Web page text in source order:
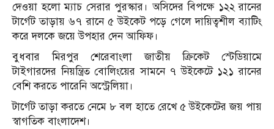
দেওয়া হলো ম্যাচ সেরার পুরস্কার। অসিদের বিপক্ষে ১২২ রানের
টার্গেট তাড়ায় ৬৭ রানে ৫ উইকেট পড়ে গেলে দায়িত্বশীল ব্যাটিং
করে দলকে জয়ে উপহার দেন আফিফ।
বুধবার মিরপুর শেরেবাংলা জাতীয় ক্রিকেট স্টেডিয়ামে
টাইগারদের নিয়ন্ত্রিত বোলিংয়ের সামনে ৭ উইকেটে ১২১ রানের
বেশি করতে পারেনি অস্ট্রেলিয়া।
টার্গেট তাড়া করতে নেমে ৮ বল হাতে রেখে ৫ উইকেটের জয় পায়
স্বাগতিক বাংলাদেশ।